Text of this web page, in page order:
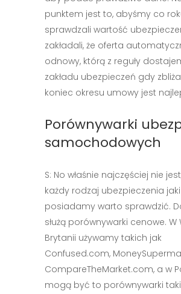
punktem jest to, abyśmy co
sprawdzali wartość
zakładali, że oferta
odnowy, którą z reguły
zakładu ubezpieczeń gdy
koniec okresu umowy jest
Porównywarki
samochodowych
S: No właśnie najczęściej nie
każdy rodzaj ubezpieczenia jaki
posiadamy warto sprawdzić.
służą porównywarki cenowe. W
Brytanii używamy takich jak
Confused.com,
CompareTheMarket.com, a w
mogą być to porównywarki